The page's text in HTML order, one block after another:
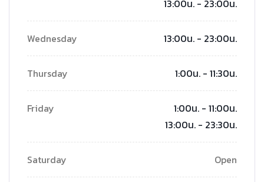
13:00น. - 23:00น.
Wednesday 13:00น. - 23:00น.
Thursday 1:00น. - 11:30น.
Friday
1:00น. - 11:00น.
13:00น. - 23:30น.
Saturday Open